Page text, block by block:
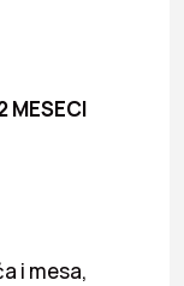
MESECI
i mesa,